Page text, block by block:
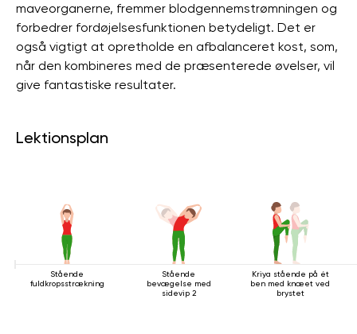
maveorganerne, fremmer blodgennemstrømningen og
forbedrer fordøjelsesfunktionen betydeligt. Det er
også vigtigt at opretholde en afbalanceret kost, som,
når den kombineres med de præsenterede øvelser, vil
give fantastiske resultater.
Lektionsplan
Stående
fuldkropsstrækning
Stående
bevægelse med
sidevip 2
Kriya stående på ét
ben med knæet ved
brystet